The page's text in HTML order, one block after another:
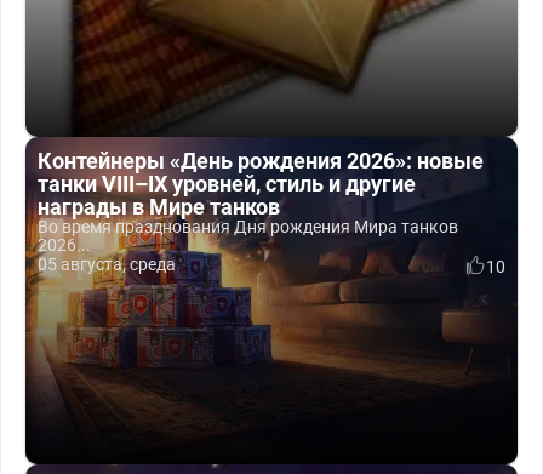
Контейнеры «День рождения 2026»: новые
танки VIII–IX уровней, стиль и другие
награды в Мире танков
Во время празднования Дня рождения Мира танков
2026...
05 августа, среда
10